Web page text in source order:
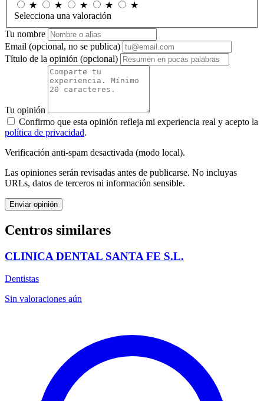
★
★ ★ ★
★
Selecciona una valoración
Tu nombre
Email (opcional, no se publica)
Título de la opinión (opcional)
Tu opinión
Confirmo que esta opinión refleja mi experiencia real y acepto la
política de privacidad.
Verificación anti-spam desactivada (modo local).
Las opiniones serán revisadas antes de publicarse. No incluyas
URLs, datos de terceros ni información sensible.
Enviar opinión
Centros similares
CLINICA DENTAL SANTA FE S.L.
Dentistas
Sin valoraciones aún